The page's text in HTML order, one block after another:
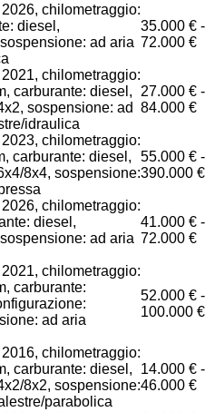
chilometraggio:
diesel,
ad aria
35.000 € -
72.000 €
chilometraggio:
carburante: diesel,
sospensione: ad
idraulica
27.000 € -
84.000 €
chilometraggio:
carburante: diesel,
8x4, sospensione:
55.000 € -
390.000 €
chilometraggio:
diesel,
ad aria
41.000 € -
72.000 €
chilometraggio:
carburante:
ad aria
52.000 € -
100.000 €
chilometraggio:
carburante: diesel,
8x2, sospensione:
parabolica
14.000 € -
46.000 €